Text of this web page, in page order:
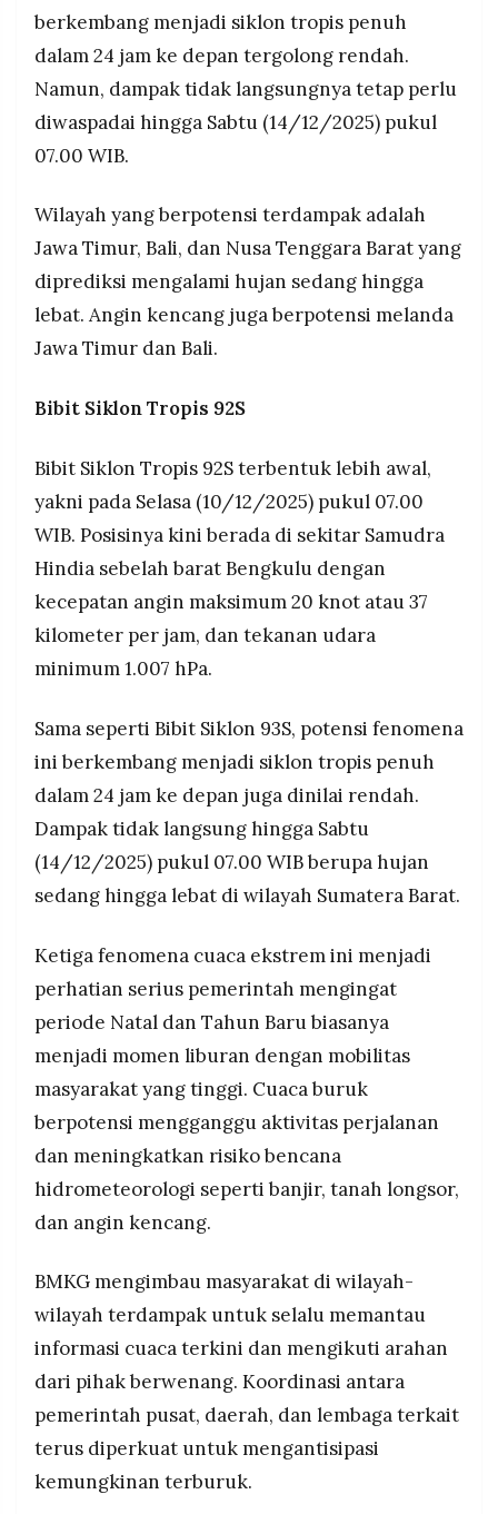
berkembang menjadi siklon tropis penuh
dalam 24 jam ke depan tergolong rendah.
Namun, dampak tidak langsungnya tetap perlu
diwaspadai hingga Sabtu (14/12/2025) pukul
07.00 WIB.
Wilayah yang berpotensi terdampak adalah
Jawa Timur, Bali, dan Nusa Tenggara Barat yang
diprediksi mengalami hujan sedang hingga
lebat. Angin kencang juga berpotensi melanda
Jawa Timur dan Bali.
Bibit Siklon Tropis 92S
Bibit Siklon Tropis 92S terbentuk lebih awal,
yakni pada Selasa (10/12/2025) pukul 07.00
WIB. Posisinya kini berada di sekitar Samudra
Hindia sebelah barat Bengkulu dengan
kecepatan angin maksimum 20 knot atau 37
kilometer per jam, dan tekanan udara
minimum 1.007 hPa.
Sama seperti Bibit Siklon 93S, potensi fenomena
ini berkembang menjadi siklon tropis penuh
dalam 24 jam ke depan juga dinilai rendah.
Dampak tidak langsung hingga Sabtu
(14/12/2025) pukul 07.00 WIB berupa hujan
sedang hingga lebat di wilayah Sumatera Barat.
Ketiga fenomena cuaca ekstrem ini menjadi
perhatian serius pemerintah mengingat
periode Natal dan Tahun Baru biasanya
menjadi momen liburan dengan mobilitas
masyarakat yang tinggi. Cuaca buruk
berpotensi mengganggu aktivitas perjalanan
dan meningkatkan risiko bencana
hidrometeorologi seperti banjir, tanah longsor,
dan angin kencang.
BMKG mengimbau masyarakat di wilayah-
wilayah terdampak untuk selalu memantau
informasi cuaca terkini dan mengikuti arahan
dari pihak berwenang. Koordinasi antara
pemerintah pusat, daerah, dan lembaga terkait
terus diperkuat untuk mengantisipasi
kemungkinan terburuk.